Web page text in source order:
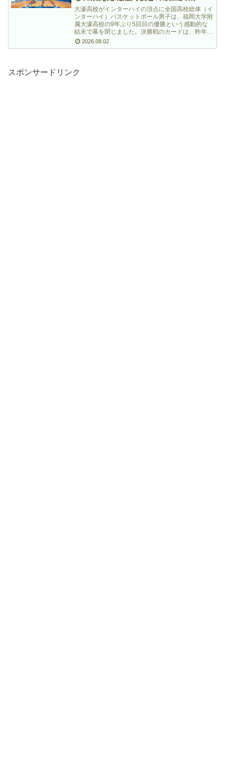
大濠高校がインターハイの頂点に全国高校総体（イ
ンターハイ）バスケットボール男子は、福岡大学附
属大濠高校の9年ぶり5回目の優勝という感動的な
結末で幕を閉じました。決勝戦のカードは、昨年の
ウインターカップ王者である福岡大学附属大濠高校
（福岡）と…
2026.08.02
スポンサードリンク